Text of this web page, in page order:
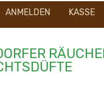
ANMELDEN KASSE